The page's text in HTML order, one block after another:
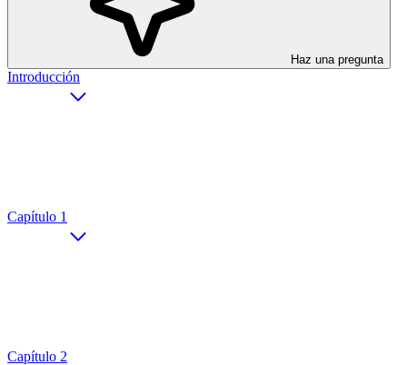
Haz una pregunta
Introducción
Capítulo 1
Capítulo 2